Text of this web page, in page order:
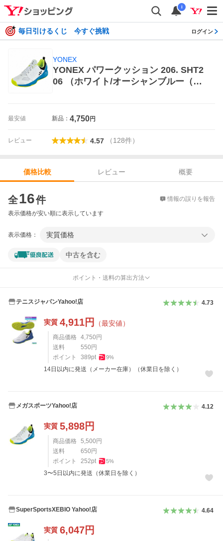
i
毎日引けるくじ 今すぐ挑戦 ログイン
YONEX
YONEX パワークッション 206. SHT2
06 （ホワイト/オーシャンブルー（72
最安値 新品： 4,750円
レビュー 4.57 （128件）
価格比較 レビュー
概要
全16件 情報の誤りを報告
表示価格が安い順に表示しています
表示価格： 実質価格
中古を含む
ポイント・送料の算出方法
テニスジャパンYahoo!店 4.73
実質 4,911円 （最安値）
商品価格 4,750 円
送料
550 円
ポイント
389pt 9%
14日以内に発送（メーカー在庫）（休業日を除く）
メガスポーツYahoo!店 4.12
実質 5,898円
商品価格 5,500 円
送料
650 円
ポイント
252pt 5%
3〜5日以内に発送（休業日を除く）
SuperSportsXEBIO Yahoo!店 4.64
実質 6,047円